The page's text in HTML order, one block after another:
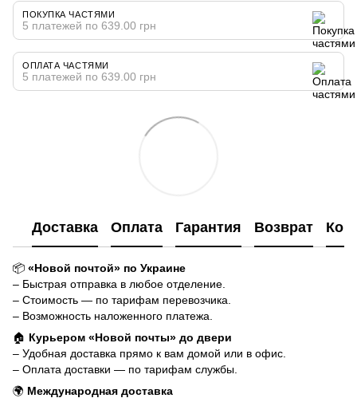
ПОКУПКА ЧАСТЯМИ
5 платежей по 639.00 грн
ОПЛАТА ЧАСТЯМИ
5 платежей по 639.00 грн
Доставка Оплата Гарантия Возврат
📦 «Новой почтой» по Украине
– Быстрая отправка в любое отделение.
– Стоимость — по тарифам перевозчика.
– Возможность наложенного платежа.
🏠 Курьером «Новой почты» до двери
– Удобная доставка прямо к вам домой или в офис.
– Оплата доставки — по тарифам службы.
🌍 Международная доставка